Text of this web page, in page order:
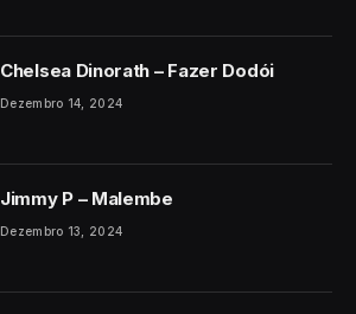
Chelsea Dinorath – Fazer Dodói
Dezembro 14, 2024
Jimmy P – Malembe
Dezembro 13, 2024